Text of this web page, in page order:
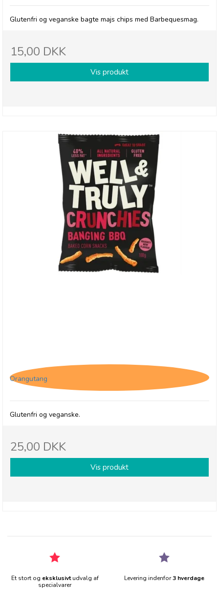
Glutenfri og veganske bagte majs chips med Barbequesmag.
15,00 DKK
Vis produkt
Orangutang
Glutenfri og veganske.
25,00 DKK
Vis produkt
Et stort og eksklusivtudvalg af
specialvarer
Levering indenfor3 hverdage